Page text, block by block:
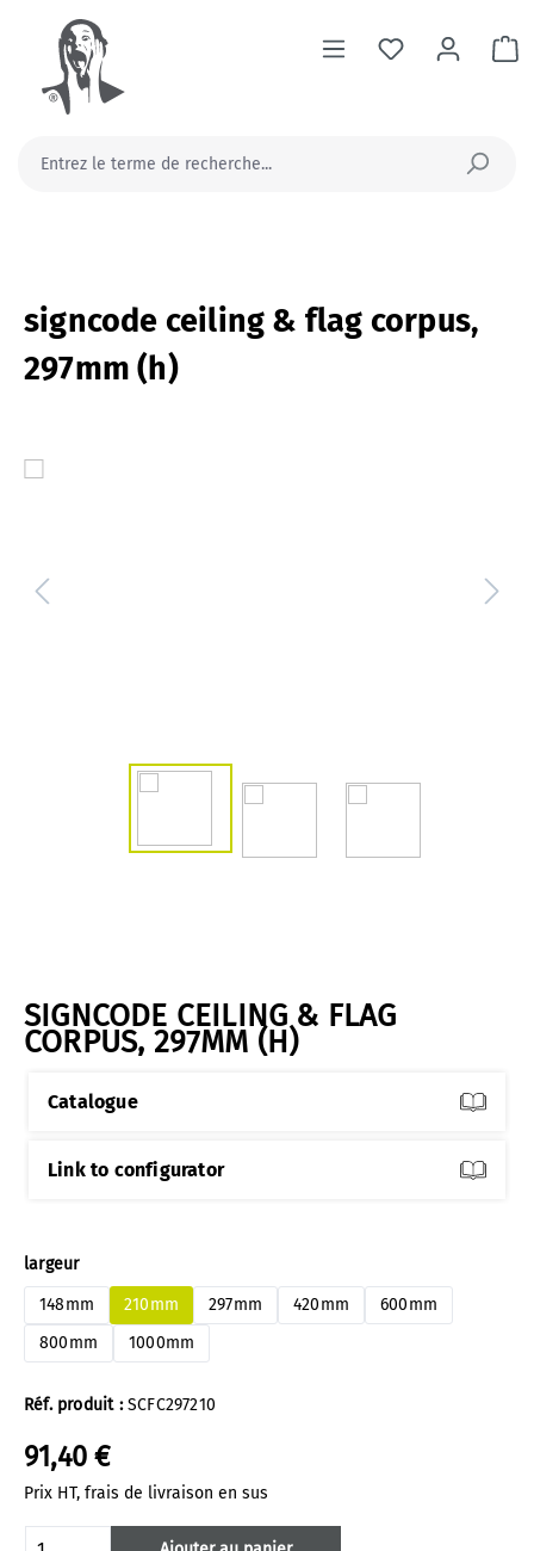
principal
signcode ceiling & flag corpus,
297mm (h)
SIGNCODE CEILING & FLAG
CORPUS, 297MM (H)
Catalogue
Link to configurator
Réf. produit :SCFC297210
91,40 €
Prix HT, frais de livraison en sus
Sélectionnez
largeur
148mm
210mm 297mm 420mm
600mm
800mm
1000mm
Quantité de produit : Entrez la quantité